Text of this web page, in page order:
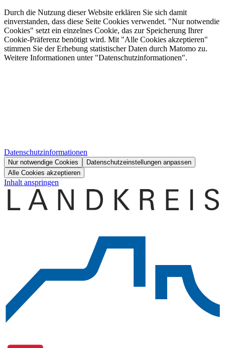
Durch die Nutzung dieser Website erklären Sie sich damit
einverstanden, dass diese Seite Cookies verwendet. "Nur notwendie
Cookies" setzt ein einzelnes Cookie, das zur Speicherung Ihrer
Cookie-Präferenz benötigt wird. Mit "Alle Cookies akzeptieren"
stimmen Sie der Erhebung statistischer Daten durch Matomo zu.
Weitere Informationen unter "Datenschutzinformationen".
Datenschutzinformationen
Nur notwendige Cookies
Datenschutzeinstellungen anpassen
Alle Cookies akzeptieren
Inhalt anspringen